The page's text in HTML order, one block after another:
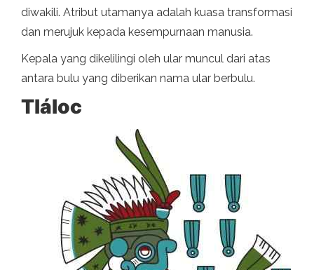
diwakili. Atribut utamanya adalah kuasa transformasi
dan merujuk kepada kesempurnaan manusia.
Kepala yang dikelilingi oleh ular muncul dari atas
antara bulu yang diberikan nama ular berbulu.
Tláloc